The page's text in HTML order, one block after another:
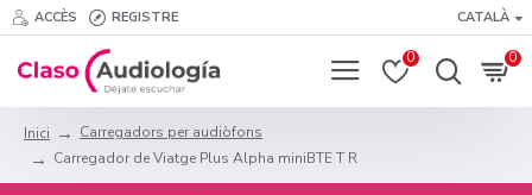
ACCÈS REGISTRE CATALÀ
0 0
Inici
Carregadors per audiòfons
Carregador de Viatge Plus Alpha miniBTE T R